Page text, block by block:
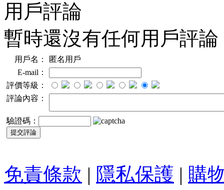
用戶評論
暫時還沒有任何用戶評論
用戶名：
匿名用戶
E-mail：
評價等級：
評論內容：
驗證碼：
免責條款 | 隱私保護 | 購